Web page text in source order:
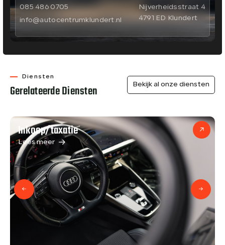
085 486 0705
info@autocentrumklundert.nl
Nijverheidsstraat 4
4791 ED Klundert
Diensten
Gerelateerde Diensten Bekijk al onze diensten
Inkoop/taxatie
Lees meer